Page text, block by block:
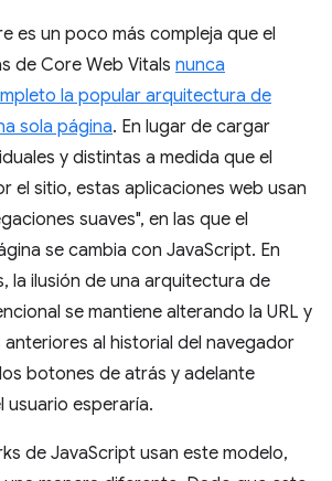
es un poco más compleja que el
de Core Web Vitals nunca
la popular arquitectura de
sola página. En lugar de cargar
y distintas a medida que el
el sitio, estas aplicaciones web usan
suaves", en las que el
se cambia con JavaScript. En
la ilusión de una arquitectura de
se mantiene alterando la URL y
anteriores al historial del navegador
botones de atrás y adelante
usuario esperaría.
de JavaScript usan este modelo,